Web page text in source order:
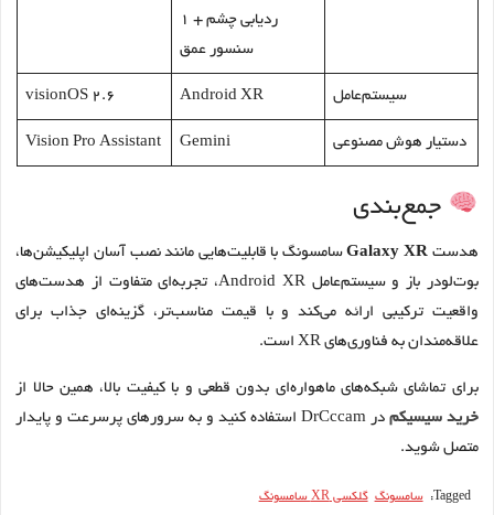
ردیابی چشم + ۱
سنسور عمق
سیستم‌عامل Android XR
visionOS 2.6
دستیار هوش مصنوعی Gemini
Vision Pro Assistant
جمع‌بندی
هدست Galaxy XRسامسونگ با قابلیت‌هایی مانند نصب آسان اپلیکیشن‌ها،
بوت‌لودر باز و سیستم‌عامل Android XR، تجربه‌ای متفاوت از هدست‌های
واقعیت ترکیبی ارائه می‌کند و با قیمت مناسب‌تر، گزینه‌ای جذاب برای
علاقه‌مندان به فناوری‌های XR است.
برای تماشای شبکه‌های ماهواره‌ای بدون قطعی و با کیفیت بالا، همین حالا از
خرید سیسیکم
در DrCccam استفاده کنید و به سرورهای پرسرعت و پایدار
متصل شوید.
Tagged: سامسونگ گلکسی XR سامسونگ